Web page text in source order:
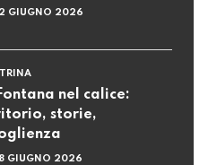
GIUGNO 2026
nel calice:
storie,
GIUGNO 2026